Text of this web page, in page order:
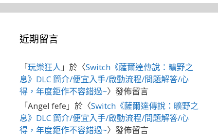
近期留言
「玩樂狂人 」於〈Switch《薩爾達傳說：曠野之
息》DLC 簡介/便宜入手/啟動流程/問題解答/心
得，年度鉅作不容錯過~〉發佈留言
「Angel fefe 」於〈Switch《薩爾達傳說：曠野之
息》DLC 簡介/便宜入手/啟動流程/問題解答/心
得，年度鉅作不容錯過~〉發佈留言